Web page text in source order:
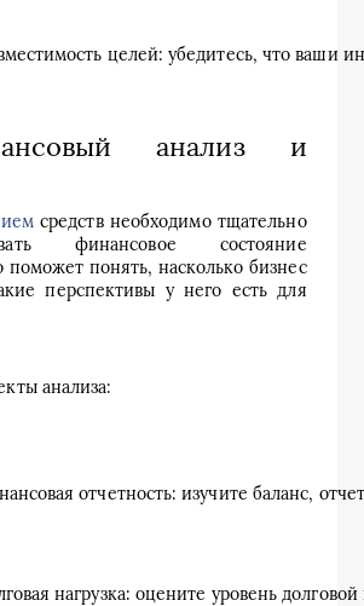
целей: убедитесь, что ваши
анализ и
средств необходимо тщательно
финансовое состояние
понять, насколько бизнес
перспективы у него есть для
анализа:
отчетность: изучите баланс,
нагрузка: оцените уровень